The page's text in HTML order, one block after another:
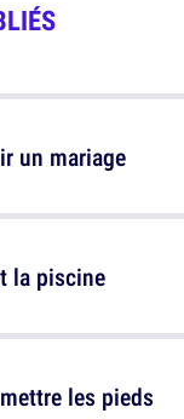
un mariage
les pieds
la piscine